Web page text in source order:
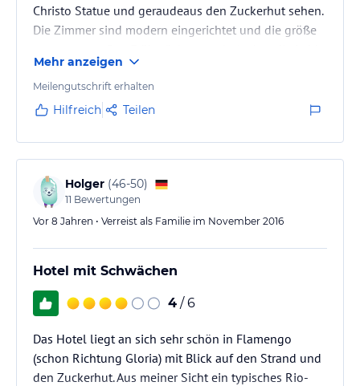
Christo Statue und geraudeaus den Zuckerhut sehen.
Die Zimmer sind modern eingerichtet und die größe
des Hotels sehr ansprechend. Das Hotelpersonal war
jederzeit hilfsbereit. Ich kann dieses Hotel
weiterempfehlen.
Mehr anzeigen
Meilengutschrift erhalten
Hilfreich Teilen
Holger (46-50)
11 Bewertungen
Vor 8 Jahren • Verreist als Familie im November 2016
Hotel mit Schwächen
4 / 6
Das Hotel liegt an sich sehr schön in Flamengo
(schon Richtung Gloria) mit Blick auf den Strand und
den Zuckerhut. Aus meiner Sicht ein typisches Rio-